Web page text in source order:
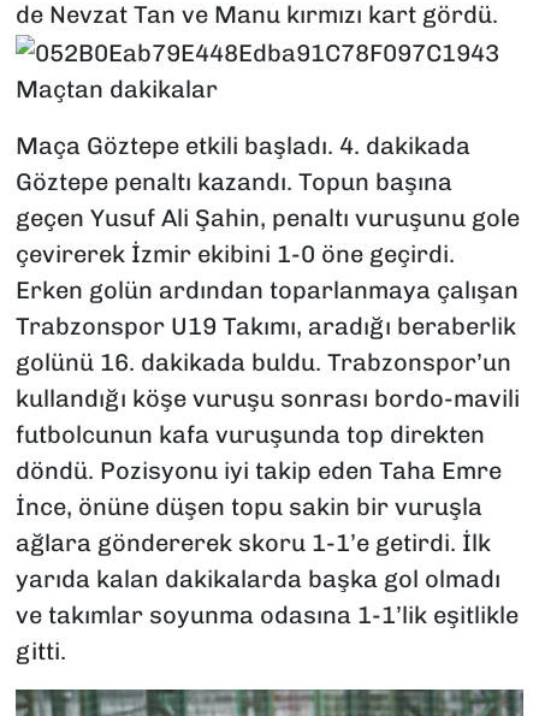
de Nevzat Tan ve Manu kırmızı kart gördü.
Maçtan dakikalar
Maça Göztepe etkili başladı. 4. dakikada
Göztepe penaltı kazandı. Topun başına
geçen Yusuf Ali Şahin, penaltı vuruşunu gole
çevirerek İzmir ekibini 1-0 öne geçirdi.
Erken golün ardından toparlanmaya çalışan
Trabzonspor U19 Takımı, aradığı beraberlik
golünü 16. dakikada buldu. Trabzonspor’un
kullandığı köşe vuruşu sonrası bordo-mavili
futbolcunun kafa vuruşunda top direkten
döndü. Pozisyonu iyi takip eden Taha Emre
İnce, önüne düşen topu sakin bir vuruşla
ağlara göndererek skoru 1-1’e getirdi. İlk
yarıda kalan dakikalarda başka gol olmadı
ve takımlar soyunma odasına 1-1’lik eşitlikle
gitti.